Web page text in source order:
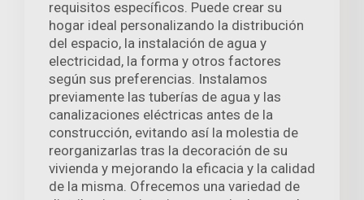
requisitos específicos. Puede crear su
hogar ideal personalizando la distribución
del espacio, la instalación de agua y
electricidad, la forma y otros factores
según sus preferencias. Instalamos
previamente las tuberías de agua y las
canalizaciones eléctricas antes de la
construcción, evitando así la molestia de
reorganizarlas tras la decoración de su
vivienda y mejorando la eficacia y la calidad
de la misma. Ofrecemos una variedad de